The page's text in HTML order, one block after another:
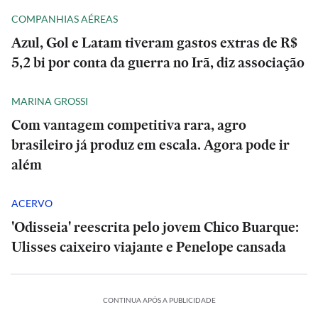
COMPANHIAS AÉREAS
Azul, Gol e Latam tiveram gastos extras de R$
5,2 bi por conta da guerra no Irã, diz associação
MARINA GROSSI
Com vantagem competitiva rara, agro
brasileiro já produz em escala. Agora pode ir
além
ACERVO
'Odisseia' reescrita pelo jovem Chico Buarque:
Ulisses caixeiro viajante e Penelope cansada
CONTINUA APÓS A PUBLICIDADE